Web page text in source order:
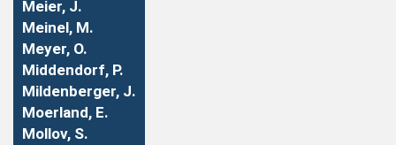
Meier, J.
Meinel, M.
Meyer, O.
Middendorf, P.
Mildenberger, J.
Moerland, E.
Mollov, S.